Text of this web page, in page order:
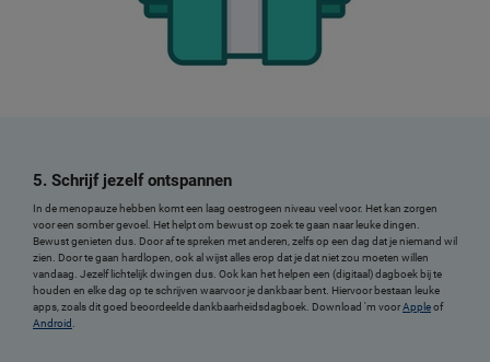
5. Schrijf jezelf ontspannen
In de menopauze hebben komt een laag oestrogeen niveau veel voor. Het kan zorgen
voor een somber gevoel. Het helpt om bewust op zoek te gaan naar leuke dingen.
Bewust genieten dus. Door af te spreken met anderen, zelfs op een dag dat je niemand wil
zien. Door te gaan hardlopen, ook al wijst alles erop dat je dat niet zou moeten willen
vandaag. Jezelf lichtelijk dwingen dus. Ook kan het helpen een (digitaal) dagboek bij te
houden en elke dag op te schrijven waarvoor je dankbaar bent. Hiervoor bestaan leuke
apps, zoals dit goed beoordeelde dankbaarheidsdagboek. Download 'm voorAppleof
Android .